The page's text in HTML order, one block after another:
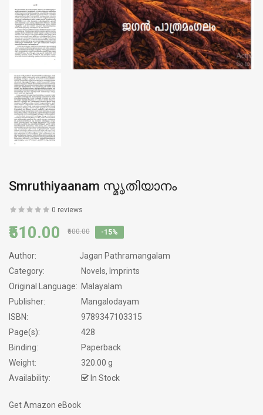
Smruthiyaanam സ്മൃതിയാനം
0 reviews
₹510.00 ₹600.00 -15%
Author:
Jagan Pathramangalam
Category:
Novels, Imprints
Original Language: Malayalam
Publisher:
Mangalodayam
ISBN:
9789347103315
Page(s):
428
Binding:
Paperback
Weight:
320.00 g
Availability:
In Stock
Get Amazon eBook